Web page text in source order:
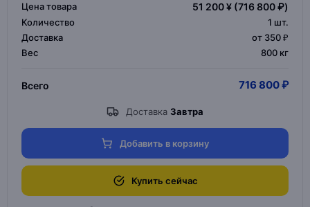
Цена товара 51 200 ¥ (716 800 ₽)
Количество 1 шт.
Доставка
от 350 ₽
Вес
800 кг
Всего 716 800 ₽
Доставка Завтра
Добавить в корзину
Купить сейчас